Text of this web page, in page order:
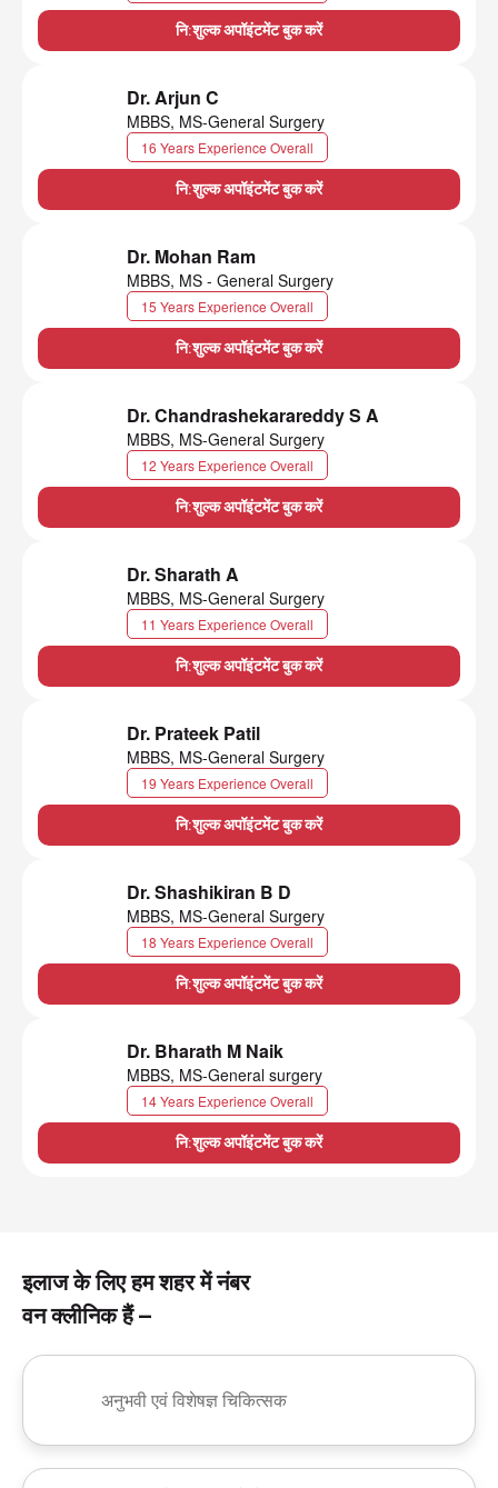
नि:शुल्क अपॉइंटमेंट बुक करें
Dr. Arjun C
MBBS, MS-General Surgery
16 Years Experience Overall
नि:शुल्क अपॉइंटमेंट बुक करें
Dr. Mohan Ram
MBBS, MS - General Surgery
15 Years Experience Overall
नि:शुल्क अपॉइंटमेंट बुक करें
Dr. Chandrashekarareddy S A
MBBS, MS-General Surgery
12 Years Experience Overall
नि:शुल्क अपॉइंटमेंट बुक करें
Dr. Sharath A
MBBS, MS-General Surgery
11 Years Experience Overall
नि:शुल्क अपॉइंटमेंट बुक करें
Dr. Prateek Patil
MBBS, MS-General Surgery
19 Years Experience Overall
नि:शुल्क अपॉइंटमेंट बुक करें
Dr. Shashikiran B D
MBBS, MS-General Surgery
18 Years Experience Overall
नि:शुल्क अपॉइंटमेंट बुक करें
Dr. Bharath M Naik
MBBS, MS-General surgery
14 Years Experience Overall
नि:शुल्क अपॉइंटमेंट बुक करें
इलाज के लिए हम शहर में नंबर
वन क्लीनिक हैं –
अनुभवी एवं विशेषज्ञ चिकित्सक